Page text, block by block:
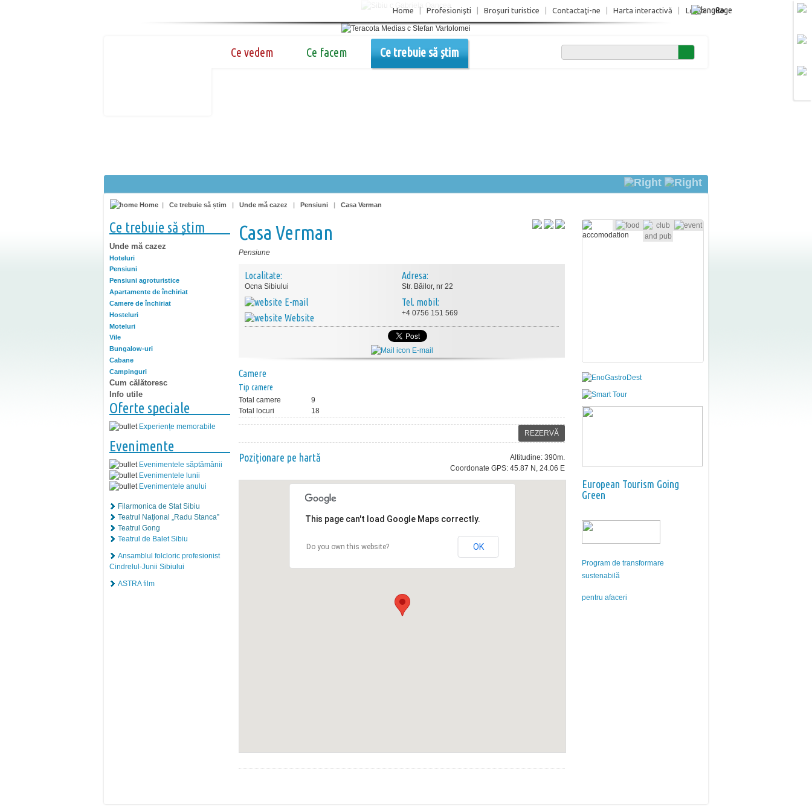
Login Ro
Home Profesionişti Broşuri turistice Contactaţi-ne Harta interactivă
Ce vedem Ce facem Ce trebuie să știm
Home | Ce trebuie să știm | Unde mă cazez | Pensiuni | Casa Verman
Ce trebuie să știm
Unde mă cazez
Hoteluri
Pensiuni
Pensiuni agroturistice
Apartamente de închiriat
Camere de închiriat
Hosteluri
Moteluri
Vile
Bungalow-uri
Cabane
Campinguri
Cum călătoresc
Info utile
Oferte speciale
Experiențe memorabile
Evenimente
Evenimentele săptămânii
Evenimentele lunii
Evenimentele anului
Filarmonica de Stat Sibiu
Teatrul Naţional „Radu Stanca”
Teatrul Gong
Teatrul de Balet Sibiu
Ansamblul folcloric profesionist
Cindrelul-Junii Sibiului
ASTRA film
Casa Verman
Pensiune
Localitate:
Ocna Sibiului
E-mail
Website
Adresa:
Str. Băilor, nr 22
Tel. mobil:
+4 0756 151 569
E-mail
Camere
Tip camere
Total camere
9
Total locuri
18
REZERVĂ
Altitudine: 390m.
Coordonate GPS: 45.87 N, 24.06 E
Poziţionare pe hartă
This page can't load Google Maps correctly.
Do you own this website? OK
European Tourism Going
Green
Program de transformare
sustenabilă
pentru afaceri